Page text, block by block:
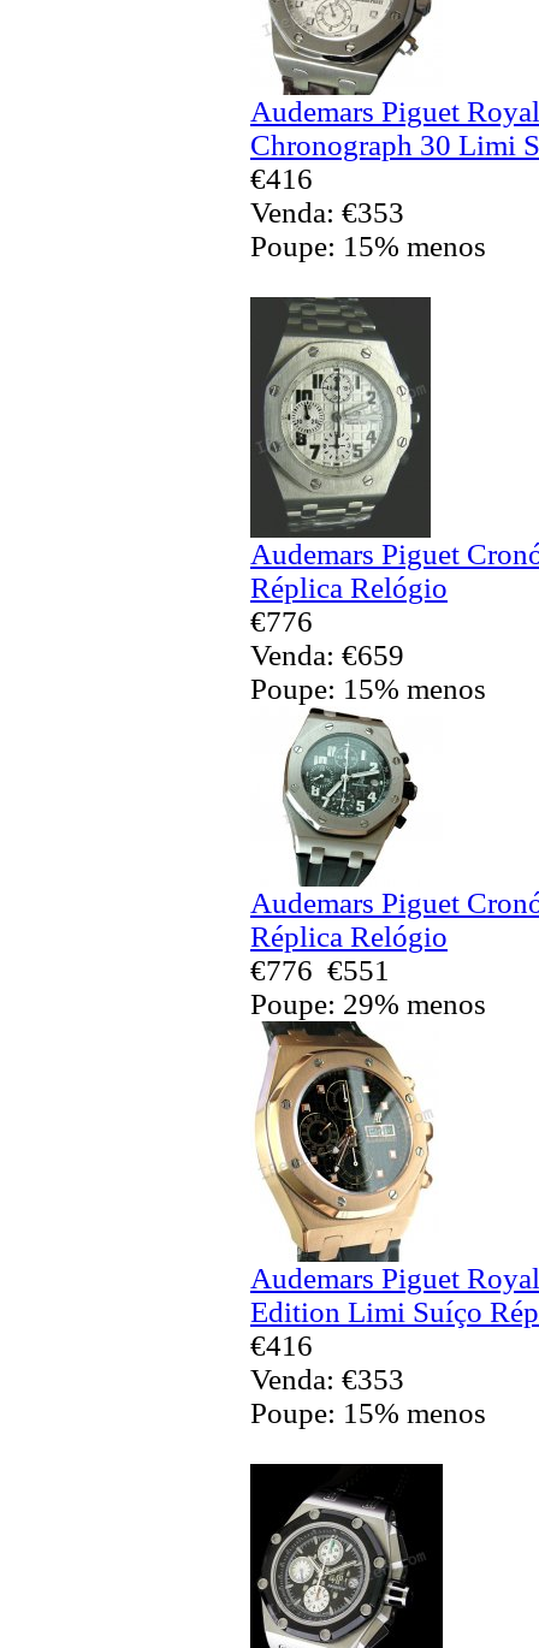
Audemars Piguet
Chronograph 30 Limi
€416
Venda: €353
Poupe: 15% menos
Audemars Piguet
Réplica Relógio
€776
Venda: €659
Poupe: 15% menos
Audemars Piguet
Réplica Relógio
€776 €551
Poupe: 29% menos
Audemars Piguet
Edition Limi Suíço
€416
Venda: €353
Poupe: 15% menos